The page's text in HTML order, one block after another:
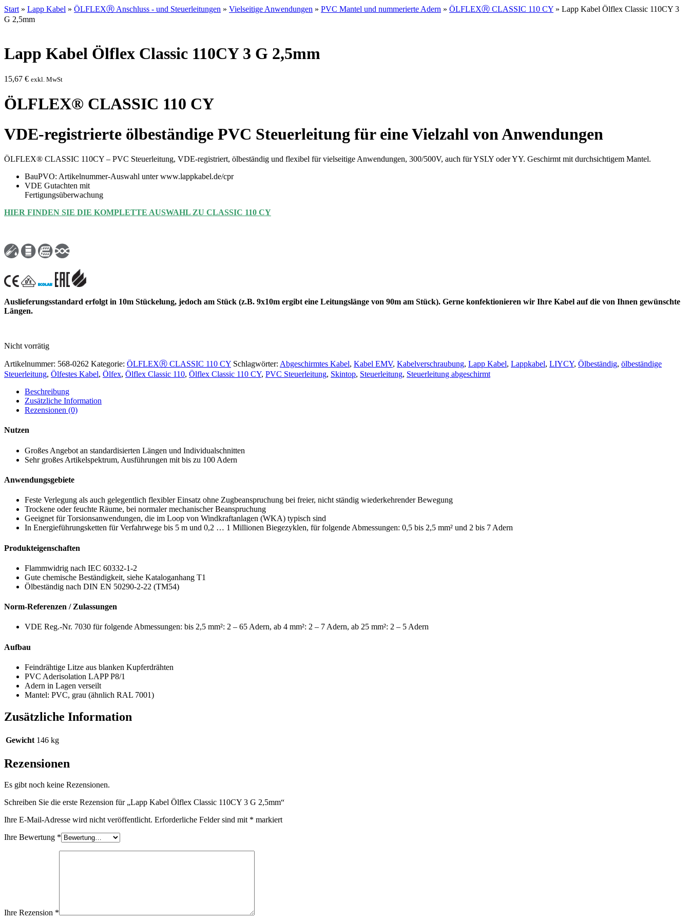
Start » Lapp Kabel » ÖLFLEXⓇ Anschluss - und Steuerleitungen » Vielseitige Anwendungen » PVC Mantel und nummerierte Adern » ÖLFLEXⓇ CLASSIC 110 CY » Lapp Kabel Ölflex Classic 110CY 3
G 2,5mm
Lapp Kabel Ölflex Classic 110CY 3 G 2,5mm
15,67 € exkl. MwSt
ÖLFLEX® CLASSIC 110 CY
VDE-registrierte ölbeständige PVC Steuerleitung für eine Vielzahl von Anwendungen
ÖLFLEX® CLASSIC 110CY – PVC Steuerleitung, VDE-registriert, ölbeständig und flexibel für vielseitige Anwendungen, 300/500V, auch für YSLY oder YY. Geschirmt mit durchsichtigem Mantel.
BauPVO: Artikelnummer-Auswahl unter www.lappkabel.de/cpr
VDE Gutachten mit
Fertigungsüberwachung
HIER FINDEN SIE DIE KOMPLETTE AUSWAHL ZU CLASSIC 110 CY
Auslieferungsstandard erfolgt in 10m Stückelung, jedoch am Stück (z.B. 9x10m ergibt eine Leitungslänge von 90m am Stück). Gerne konfektionieren wir Ihre Kabel auf die von Ihnen gewünschte
Längen.
Nicht vorrätig
Artikelnummer: 568-0262 Kategorie: ÖLFLEXⓇ CLASSIC 110 CY Schlagwörter: Abgeschirmtes Kabel, Kabel EMV, Kabelverschraubung, Lapp Kabel, Lappkabel, LIYCY, Ölbeständig, ölbeständige
Steuerleitung, Ölfestes Kabel, Ölfex, Ölflex Classic 110, Ölflex Classic 110 CY, PVC Steuerleitung, Skintop, Steuerleitung, Steuerleitung abgeschirmt
Beschreibung
Zusätzliche Information
Rezensionen (0)
Nutzen
Großes Angebot an standardisierten Längen und Individualschnitten
Sehr großes Artikelspektrum, Ausführungen mit bis zu 100 Adern
Anwendungsgebiete
Feste Verlegung als auch gelegentlich flexibler Einsatz ohne Zugbeanspruchung bei freier, nicht ständig wiederkehrender Bewegung
Trockene oder feuchte Räume, bei normaler mechanischer Beanspruchung
Geeignet für Torsionsanwendungen, die im Loop von Windkraftanlagen (WKA) typisch sind
In Energieführungsketten für Verfahrwege bis 5 m und 0,2 … 1 Millionen Biegezyklen, für folgende Abmessungen: 0,5 bis 2,5 mm² und 2 bis 7 Adern
Produkteigenschaften
Flammwidrig nach IEC 60332-1-2
Gute chemische Beständigkeit, siehe Kataloganhang T1
Ölbeständig nach DIN EN 50290-2-22 (TM54)
Norm-Referenzen / Zulassungen
VDE Reg.-Nr. 7030 für folgende Abmessungen: bis 2,5 mm²: 2 – 65 Adern, ab 4 mm²: 2 – 7 Adern, ab 25 mm²: 2 – 5 Adern
Aufbau
Feindrähtige Litze aus blanken Kupferdrähten
PVC Aderisolation LAPP P8/1
Adern in Lagen verseilt
Mantel: PVC, grau (ähnlich RAL 7001)
Zusätzliche Information
Gewicht 146 kg
Rezensionen
Es gibt noch keine Rezensionen.
Schreiben Sie die erste Rezension für „Lapp Kabel Ölflex Classic 110CY 3 G 2,5mm“
Ihre E-Mail-Adresse wird nicht veröffentlicht. Erforderliche Felder sind mit * markiert
Ihre Bewertung *
Ihre Rezension *